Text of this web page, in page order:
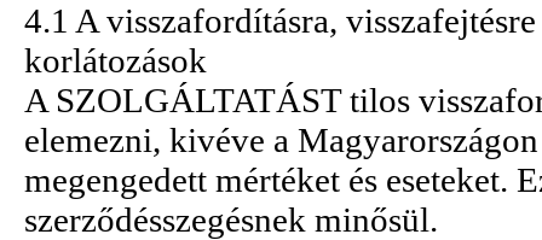
4.1 A visszafordításra,
korlátozások
A SZOLGÁLTATÁST tilos
elemezni, kivéve a
megengedett mértéket és eseteket.
szerződésszegésnek minősül.